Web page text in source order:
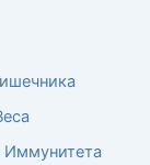
Иммунитета